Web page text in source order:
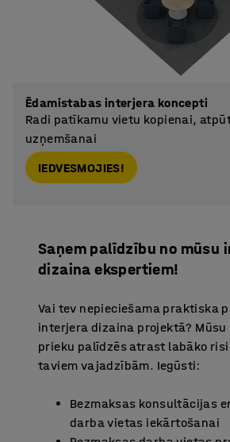
Ēdamistabas interjera koncepti
Radi patīkamu vietu kopienai,
uzņemšanai
IEDVESMOJIES!
Saņem palīdzību no mūsu
dizaina ekspertiem!
Vai tev nepieciešama praktiska
interjera dizaina projektā? Mūsu
prieku palīdzēs atrast labāko
taviem vajadzībām. Iegūsti:
Bezmaksas konsultācijas
darba vietas iekārtošanai